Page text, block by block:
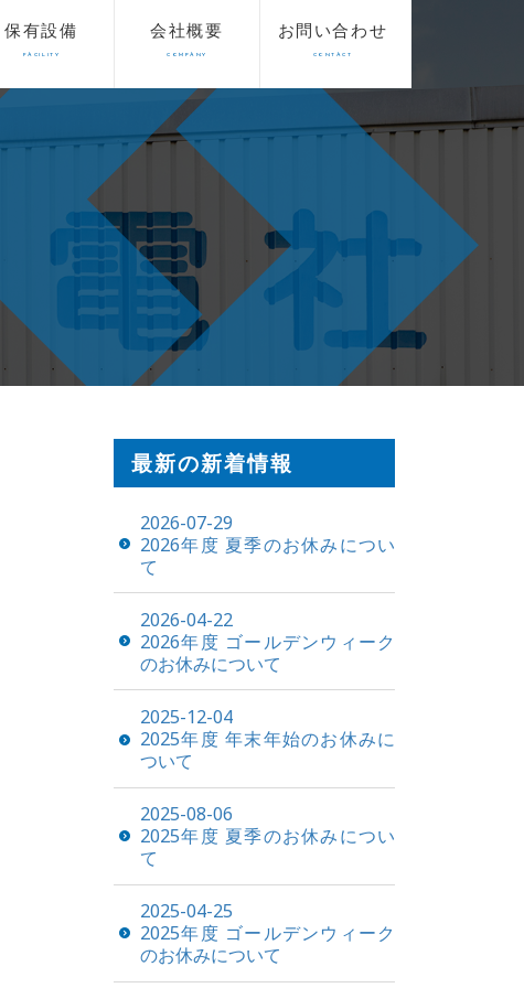
保有設備
FACILITY
会社概要
COMPANY
お問い合わせ
CONTACT
最新の新着情報
2026-07-29
2026年度 夏季のお休みについ
て
2026-04-22
2026年度 ゴールデンウィーク
のお休みについて
2025-12-04
2025年度 年末年始のお休みに
ついて
2025-08-06
2025年度 夏季のお休みについ
て
2025-04-25
2025年度 ゴールデンウィーク
のお休みについて